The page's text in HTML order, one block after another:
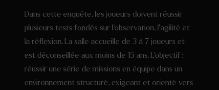
Dans cette enquête, les joueurs doivent réussir
plusieurs tests fondés sur l’observation, l’agilité et
la réflexion. La salle accueille de 3 à 7 joueurs et
est déconseillée aux moins de 15 ans. L’objectif :
réussir une série de missions en équipe dans un
environnement structuré, exigeant et orienté vers